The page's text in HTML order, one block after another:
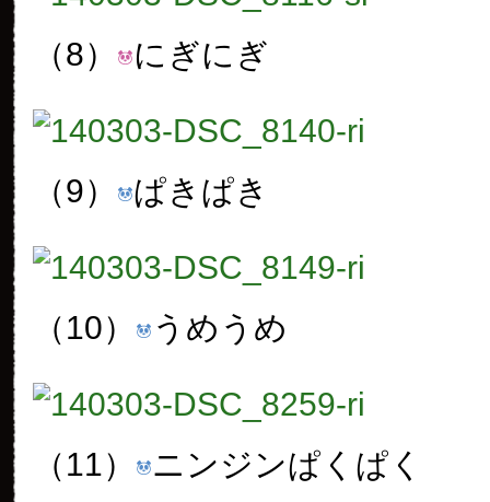
（8） にぎにぎ
（9） ぱきぱき
（10） うめうめ
（11） ニンジンぱくぱく